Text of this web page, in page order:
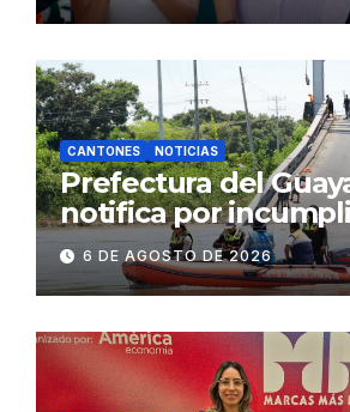
2.500 jóvenes
CANTONES NOTICIAS
Prefectura del
notifica por
contractual a la
Concesionaria
exige celeridad en
desmontaje del
Gonzalo Icaza
Daule
6 DE AGOSTO DE 2026